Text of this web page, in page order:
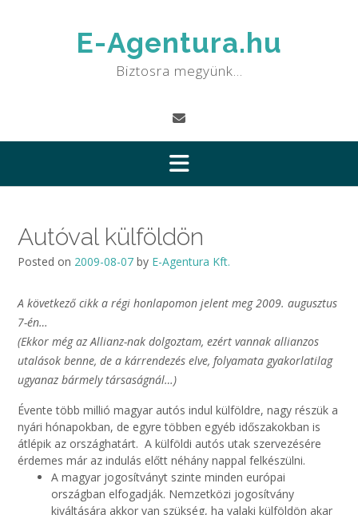
E-Agentura.hu
Biztosra megyünk…
Autóval külföldön
Posted on 2009-08-07 by E-Agentura Kft.
A következő cikk a régi honlapomon jelent meg 2009. augusztus
7-én…
(Ekkor még az Allianz-nak dolgoztam, ezért vannak allianzos
utalások benne, de a kárrendezés elve, folyamata gyakorlatilag
ugyanaz bármely társaságnál…)
Évente több millió magyar autós indul külföldre, nagy részük a
nyári hónapokban, de egyre többen egyéb időszakokban is
átlépik az országhatárt. A külföldi autós utak szervezésére
érdemes már az indulás előtt néhány nappal felkészülni.
A magyar jogosítványt szinte minden európai
országban elfogadják. Nemzetközi jogosítvány
kiváltására akkor van szükség, ha valaki külföldön akar